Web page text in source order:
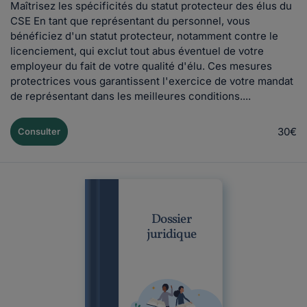
Maîtrisez les spécificités du statut protecteur des élus du
CSE En tant que représentant du personnel, vous
bénéficiez d'un statut protecteur, notamment contre le
licenciement, qui exclut tout abus éventuel de votre
employeur du fait de votre qualité d'élu. Ces mesures
protectrices vous garantissent l'exercice de votre mandat
de représentant dans les meilleures conditions....
Consulter 30€
Dossier
juridique